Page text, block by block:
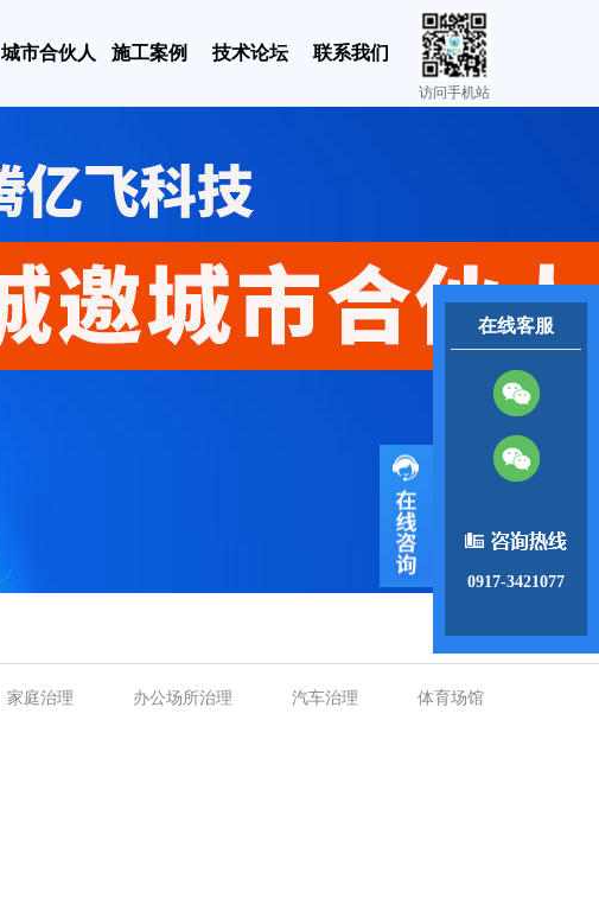
城市合伙人 施工案例 技术论坛 联系我们
访问手机站
家庭治理 办公场所治理 汽车治理 体育场馆
在线客服
0917-3421077